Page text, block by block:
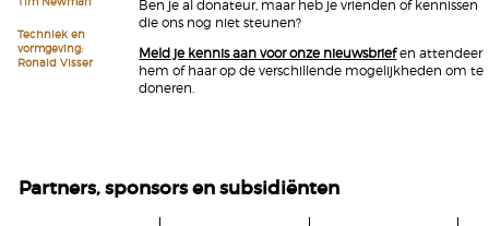
Techniek en
vormgeving:
Ronald Visser
Ben je al donateur, maar heb je vrienden of kennissen
die ons nog niet steunen?
Meld je kennis aan voor onze nieuwsbriefen attendeer
hem of haar op de verschillende mogelijkheden om te
doneren.
Partners, sponsors en subsidiënten